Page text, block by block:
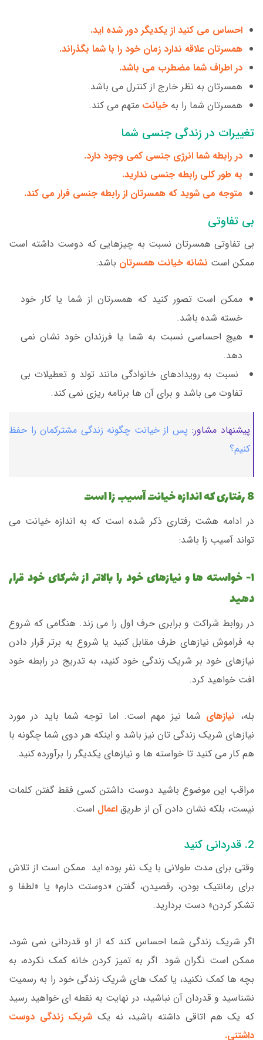
احساس می کنید از یکدیگر دور شده اید.
همسرتان علاقه ندارد زمان خود را با شما بگذراند.
در اطراف شما مضطرب می باشد.
همسرتان به نظر خارج از کنترل می باشد.
همسرتان شما را به خیانت متهم می کند.
تغییرات در زندگی جنسی شما
در رابطه شما انرژی جنسی کمی وجود دارد.
به طور کلی رابطه جنسی ندارید.
متوجه می شوید که همسرتان از رابطه جنسی فرار می کند.
بی تفاوتی
بی تفاوتی همسرتان نسبت به چیزهایی که دوست داشته است
ممکن است نشانه خیانت همسرتان باشد:
ممکن است تصور کنید که همسرتان از شما یا کار خود
خسته شده باشد.
هیچ احساسی نسبت به شما یا فرزندان خود نشان نمی
دهد.
نسبت به رویدادهای خانوادگی مانند تولد و تعطیلات بی
تفاوت می باشد و برای آن ها برنامه ریزی نمی کند.
پیشنهاد مشاور: پس از خیانت چگونه زندگی مشترکمان را حفظ
کنیم؟
8 رفتاری که اندازه خیانت آسیب زا است
در ادامه هشت رفتاری ذکر شده است که به اندازه خیانت می
تواند آسیب زا باشد:
۱- خواسته ها و نیازهای خود را بالاتر از شرکای خود قرار
دهید
در روابط شراکت و برابری حرف اول را می زند. هنگامی که شروع
به فراموش نیازهای طرف مقابل کنید یا شروع به برتر قرار دادن
نیازهای خود بر شریک زندگی خود کنید، به تدریج در رابطه خود
افت خواهید کرد.
بله، نیازهای شما نیز مهم است. اما توجه شما باید در مورد
نیازهای شریک زندگی تان نیز باشد و اینکه هر دوی شما چگونه با
هم کار می کنید تا خواسته ها و نیازهای یکدیگر را برآورده کنید.
مراقب این موضوع باشید دوست داشتن کسی فقط گفتن کلمات
نیست، بلکه نشان دادن آن از طریق اعمال است.
2. قدردانی کنید
وقتی برای مدت طولانی با یک نفر بوده اید. ممکن است از تلاش
برای رمانتیک بودن، رقصیدن، گفتن «دوستت دارم» یا «لطفا و
تشکر کردن» دست بردارید.
اگر شریک زندگی شما احساس کند که از او قدردانی نمی شود،
ممکن است نگران شود. اگر به تمیز کردن خانه کمک نکرده، به
بچه ها کمک نکنید، یا کمک های شریک زندگی خود را به رسمیت
نشناسید و قدردان آن نباشید، در نهایت به نقطه ای خواهید رسید
که یک هم اتاقی داشته باشید، نه یک شریک زندگی دوست
داشتنی.